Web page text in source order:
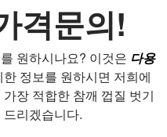
격문의!
원하시나요? 이것은 다용
정보를 원하시면 저희에
장 적합한 참깨 껍질 벗기
리겠습니다.